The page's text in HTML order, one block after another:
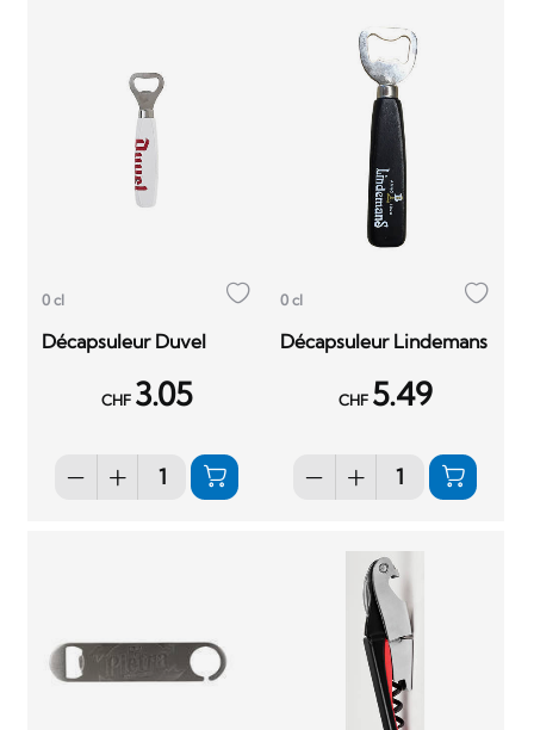
0 cl
Décapsuleur Duvel
CHF 3.05
0 cl
Décapsuleur Lindemans
CHF 5.49